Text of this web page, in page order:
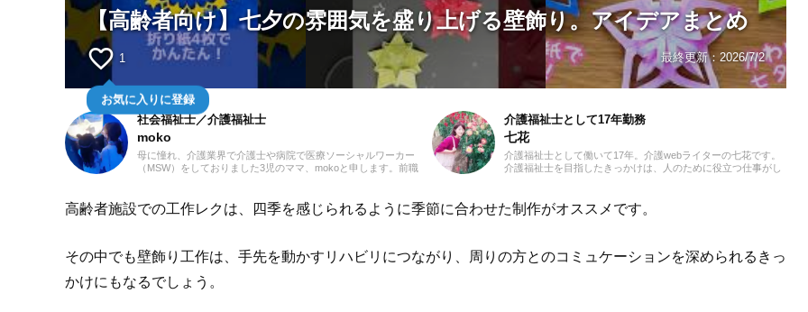
【高齢者向け】七夕の雰囲気を盛り上げる壁飾り。アイデアまとめ
favorite_border 1
お気に入りに登録
最終更新： 2026/7/2
社会福祉士／介護福祉士
moko
母に憧れ、介護業界で介護士や病院で医療ソーシャルワーカー
（MSW）をしておりました3児のママ、mokoと申します。前職
介護福祉士として17年勤務
七花
介護福祉士として働いて17年。介護webライターの七花です。
介護福祉士を目指したきっかけは、人のために役立つ仕事がし
操は、笑顔あふれる雰囲気になりとても好評でした。これから
も、たくさんの方に介護関連の記事を通して、心に響く文章を
高齢者施設での工作レクは、四季を感じられるように季節に合わせた制作がオススメです。
その中でも壁飾り工作は、手先を動かすリハビリにつながり、周りの方とのコミュケーションを深められるきっ
かけにもなるでしょう。